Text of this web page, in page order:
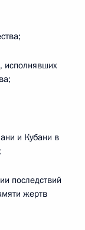
исполнявших
и Кубани в
последствий
жертв